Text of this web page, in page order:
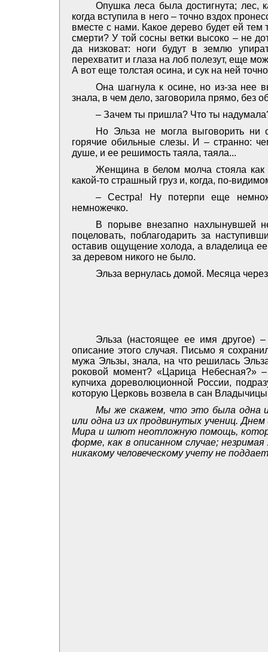
Опушка леса была достигнута; лес,
когда вступила в него – точно вздох
вместе с нами. Какое дерево будет ей
смерти? У той сосны ветки высоко – не
да низковат: ноги будут в землю
перехватит и глаза на лоб полезут, еще
А вот еще толстая осина, и сук на ней точно
Она шагнула к осине, но из-за нее
знала, в чем дело, заговорила прямо, без
– Зачем ты пришла? Что ты
Но Эльза не могла выговорить ни
горячие обильные слезы. И – странно:
душе, и ее решимость таяла, таяла...
Женщина в белом молча стояла как
какой-то страшный груз и, когда, по-
– Сестра! Ну потерпи еще
немножечко.
В порыве внезапно нахлынувшей
поцеловать, поблагодарить за
оставив ощущение холода, а владелица
за деревом никого не было.
Эльза вернулась домой. Месяца
Эльза (настоящее ее имя другое)
описание этого случая. Письмо я
мужа Эльзы, знала, на что решилась
роковой момент? «Царица Небесная?»
купчиха дореволюционной России,
которую Церковь возвела в сан
Мы же скажем, что это была одна
или одна из их продвинутых учениц.
Мира и шлют неотложную помощь,
форме, как в описанном случае;
никакому человеческому учету не